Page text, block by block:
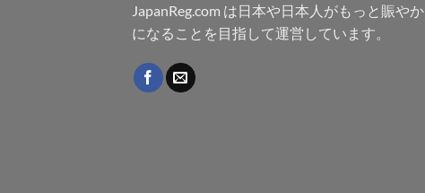
JapanReg.com は日本や日本人がもっと賑やか
になることを目指して運営しています。